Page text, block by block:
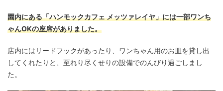
園内にある「ハンモックカフェ メッツァレイヤ」には一部ワンち
ゃんOKの座席がありました。
店内にはリードフックがあったり、ワンちゃん用のお皿を貸し出
してくれたりと、至れり尽くせりの設備でのんびり過ごしまし
た。